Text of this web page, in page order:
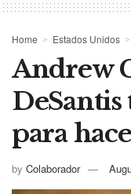
Home Estados Unidos
Andrew
DeSantis
para
by Colaborador